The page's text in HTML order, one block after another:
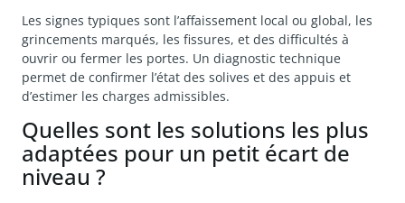
Les signes typiques sont l’affaissement local ou global, les
grincements marqués, les fissures, et des difficultés à
ouvrir ou fermer les portes. Un diagnostic technique
permet de confirmer l’état des solives et des appuis et
d’estimer les charges admissibles.
Quelles sont les solutions les plus
adaptées pour un petit écart de
niveau ?